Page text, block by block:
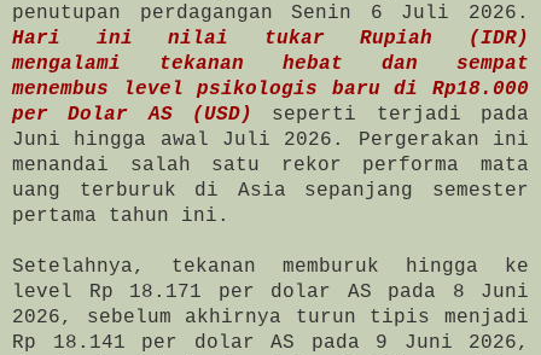
penutupan perdagangan Senin 6 Juli 2026.
Hari ini nilai tukar Rupiah (IDR)
mengalami tekanan hebat dan sempat
menembus level psikologis baru di Rp18.000
per Dolar AS (USD)
seperti terjadi pada
Juni hingga awal Juli 2026. Pergerakan ini
menandai salah satu rekor performa mata
uang terburuk di Asia sepanjang semester
pertama tahun ini.
Setelahnya, tekanan memburuk hingga ke
level Rp 18.171 per dolar AS pada 8 Juni
2026, sebelum akhirnya turun tipis menjadi
Rp 18.141 per dolar AS pada 9 Juni 2026,